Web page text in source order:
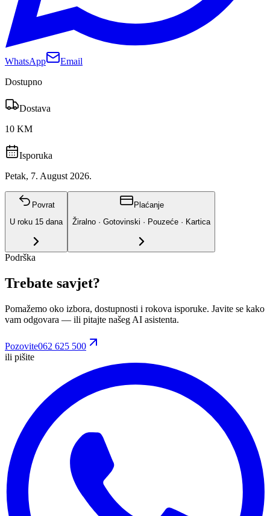
WhatsApp
Email
Dostupno
Dostava
10 KM
Isporuka
Petak, 7. August 2026.
Povrat
U roku 15 dana
Plaćanje
Žiralno · Gotovinski · Pouzeće · Kartica
Podrška
Trebate savjet?
Pomažemo oko izbora, dostupnosti i rokova isporuke. Javite se kako
vam odgovara — ili pitajte našeg AI asistenta.
Pozovite062 625 500
ili pišite